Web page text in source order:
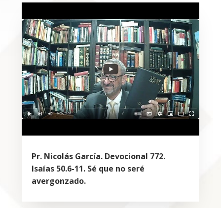
Pr. Nicolás García. Devocional 772.
Isaías 50.6-11. Sé que no seré
avergonzado.